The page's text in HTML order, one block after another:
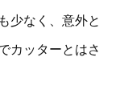
少なく、意外と
カッターとはさ